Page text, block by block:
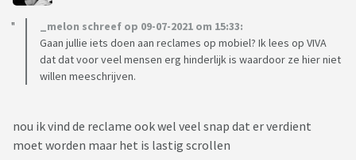
_melon schreef op 09-07-2021 om 15:33:
Gaan jullie iets doen aan reclames op mobiel? Ik lees op VIVA
dat dat voor veel mensen erg hinderlijk is waardoor ze hier niet
willen meeschrijven.
nou ik vind de reclame ook wel veel snap dat er verdient
moet worden maar het is lastig scrollen